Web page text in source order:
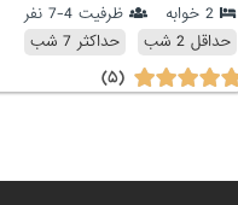
2 خوابه
ظرفیت 4-7 نفر
حداقل 2 شب
حداکثر 7 شب
(۵)